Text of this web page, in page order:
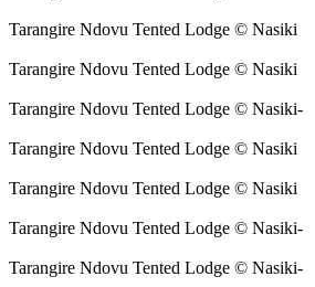
Tarangire Ndovu Tented Lodge © Nasiki
Tarangire Ndovu Tented Lodge © Nasiki
Tarangire Ndovu Tented Lodge © Nasiki-
Tarangire Ndovu Tented Lodge © Nasiki
Tarangire Ndovu Tented Lodge © Nasiki
Tarangire Ndovu Tented Lodge © Nasiki-
Tarangire Ndovu Tented Lodge © Nasiki-